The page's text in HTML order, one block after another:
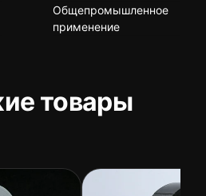
Общепромышленное
применение
товары